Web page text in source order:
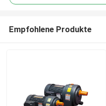
Empfohlene Produkte